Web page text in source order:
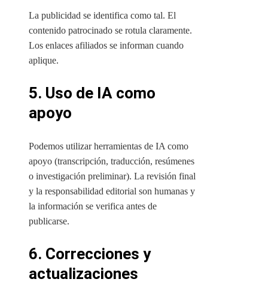
La publicidad se identifica como tal. El
contenido patrocinado se rotula claramente.
Los enlaces afiliados se informan cuando
aplique.
5. Uso de IA como
apoyo
Podemos utilizar herramientas de IA como
apoyo (transcripción, traducción, resúmenes
o investigación preliminar). La revisión final
y la responsabilidad editorial son humanas y
la información se verifica antes de
publicarse.
6. Correcciones y
actualizaciones